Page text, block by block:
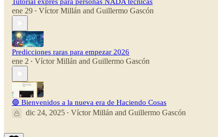
Tutorial exprés para personas NADA técnicas
ene 29 • Víctor Millán and Guillermo Gascón
Predicciones raras para empezar 2026
ene 2 • Víctor Millán and Guillermo Gascón
🟣 Bienvenidos a la nueva era de Haciendo Cosas
dic 24, 2025 • Víctor Millán and Guillermo Gascón